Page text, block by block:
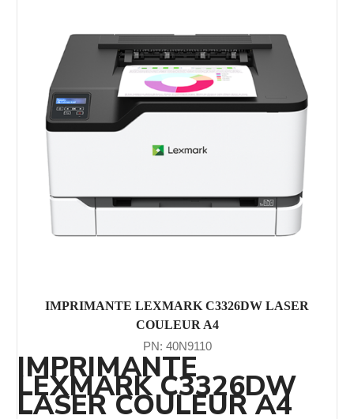
IMPRIMANTE LEXMARK C3326DW LASER
COULEUR A4
PN: 40N9110
IMPRIMANTE
LEXMARK C3326DW
LASER COULEUR A4